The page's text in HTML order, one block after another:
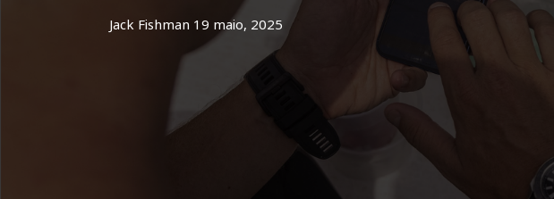
Jack Fishman 19 maio, 2025